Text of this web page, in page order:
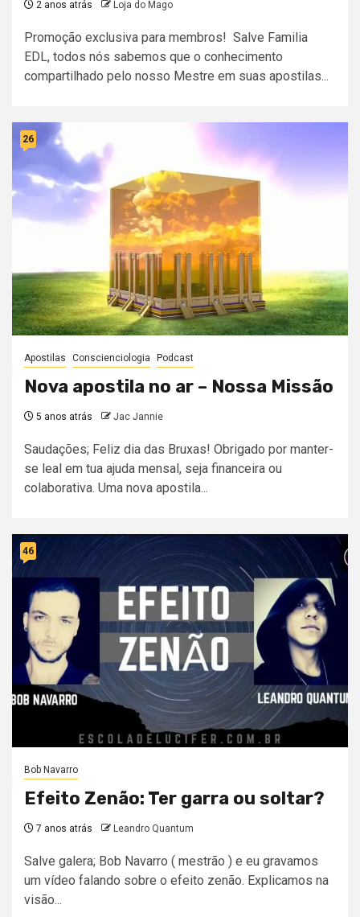
2 anos atrás Loja do Mago
Promoção exclusiva para membros! Salve Familia
EDL, todos nós sabemos que o conhecimento
compartilhado pelo nosso Mestre em suas apostilas...
26
Apostilas Conscienciologia Podcast
Nova apostila no ar – Nossa Missão
5 anos atrás Jac Jannie
Saudações; Feliz dia das Bruxas! Obrigado por manter-
se leal em tua ajuda mensal, seja financeira ou
colaborativa. Uma nova apostila...
46
Bob Navarro
Efeito Zenão: Ter garra ou soltar?
7 anos atrás Leandro Quantum
Salve galera; Bob Navarro ( mestrão ) e eu gravamos
um vídeo falando sobre o efeito zenão. Explicamos na
visão...